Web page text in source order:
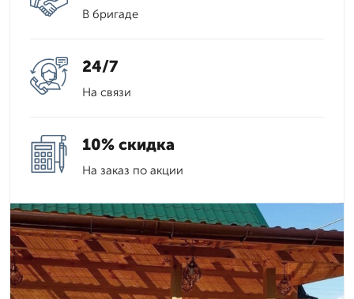
В бригаде
24/7
На связи
10% скидка
На заказ по акции